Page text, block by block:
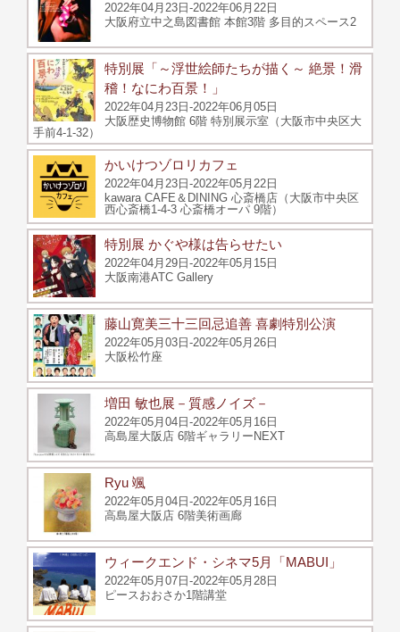
2022年04月23日-2022年06月22日
大阪府立中之島図書館 本館3階 多目的スペース2
特別展「～浮世絵師たちが描く～ 絶景！滑
稽！なにわ百景！」
2022年04月23日-2022年06月05日
大阪歴史博物館 6階 特別展示室（大阪市中央区大
手前4-1-32）
かいけつゾロリカフェ
2022年04月23日-2022年05月22日
kawara CAFE＆DINING 心斎橋店（大阪市中央区
西心斎橋1-4-3 心斎橋オーパ 9階）
特別展 かぐや様は告らせたい
2022年04月29日-2022年05月15日
大阪南港ATC Gallery
藤山寛美三十三回忌追善 喜劇特別公演
2022年05月03日-2022年05月26日
大阪松竹座
増田 敏也展－質感ノイズ－
2022年05月04日-2022年05月16日
高島屋大阪店 6階ギャラリーNEXT
Ryu 颯
2022年05月04日-2022年05月16日
高島屋大阪店 6階美術画廊
ウィークエンド・シネマ5月「MABUI」
2022年05月07日-2022年05月28日
ピースおおさか1階講堂